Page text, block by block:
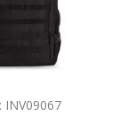
INV09067